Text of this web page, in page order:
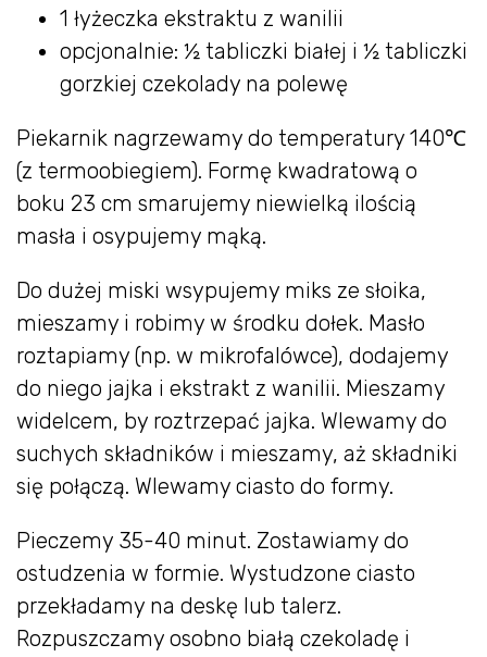
1 łyżeczka ekstraktu z wanilii
opcjonalnie: ½ tabliczki białej i ½ tabliczki
gorzkiej czekolady na polewę
Piekarnik nagrzewamy do temperatury 140℃
(z termoobiegiem). Formę kwadratową o
boku 23 cm smarujemy niewielką ilością
masła i osypujemy mąką.
Do dużej miski wsypujemy miks ze słoika,
mieszamy i robimy w środku dołek. Masło
roztapiamy (np. w mikrofalówce), dodajemy
do niego jajka i ekstrakt z wanilii. Mieszamy
widelcem, by roztrzepać jajka. Wlewamy do
suchych składników i mieszamy, aż składniki
się połączą. Wlewamy ciasto do formy.
Pieczemy 35-40 minut. Zostawiamy do
ostudzenia w formie. Wystudzone ciasto
przekładamy na deskę lub talerz.
Rozpuszczamy osobno białą czekoladę i